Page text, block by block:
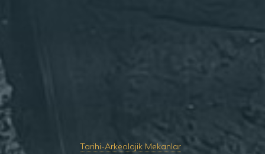
Tarihi-Arkeolojik Mekanlar